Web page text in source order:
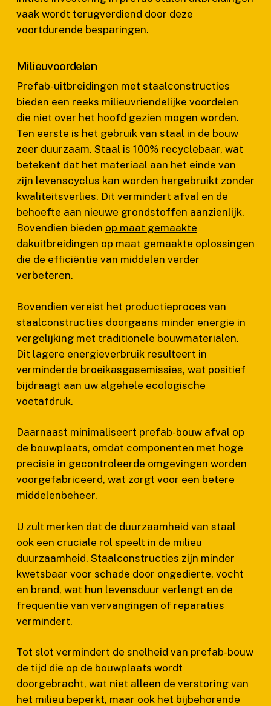
vaak wordt terugverdiend door deze
voortdurende besparingen.
Milieuvoordelen
Prefab-uitbreidingen met staalconstructies
bieden een reeks milieuvriendelijke voordelen
die niet over het hoofd gezien mogen worden.
Ten eerste is het gebruik van staal in de bouw
zeer duurzaam. Staal is 100% recyclebaar, wat
betekent dat het materiaal aan het einde van
zijn levenscyclus kan worden hergebruikt zonder
kwaliteitsverlies. Dit vermindert afval en de
behoefte aan nieuwe grondstoffen aanzienlijk.
Bovendien bieden op maat gemaakte
dakuitbreidingen op maat gemaakte oplossingen
die de efficiëntie van middelen verder
verbeteren.
Bovendien vereist het productieproces van
staalconstructies doorgaans minder energie in
vergelijking met traditionele bouwmaterialen.
Dit lagere energieverbruik resulteert in
verminderde broeikasgasemissies, wat positief
bijdraagt aan uw algehele ecologische
voetafdruk.
Daarnaast minimaliseert prefab-bouw afval op
de bouwplaats, omdat componenten met hoge
precisie in gecontroleerde omgevingen worden
voorgefabriceerd, wat zorgt voor een betere
middelenbeheer.
U zult merken dat de duurzaamheid van staal
ook een cruciale rol speelt in de milieu
duurzaamheid. Staalconstructies zijn minder
kwetsbaar voor schade door ongedierte, vocht
en brand, wat hun levensduur verlengt en de
frequentie van vervangingen of reparaties
vermindert.
Tot slot vermindert de snelheid van prefab-bouw
de tijd die op de bouwplaats wordt
doorgebracht, wat niet alleen de verstoring van
het milieu beperkt, maar ook het bijbehorende